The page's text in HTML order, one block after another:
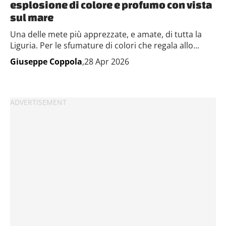
esplosione di colore e profumo con vista
sul mare
Una delle mete più apprezzate, e amate, di tutta la
Liguria. Per le sfumature di colori che regala allo...
Giuseppe Coppola,28 Apr 2026